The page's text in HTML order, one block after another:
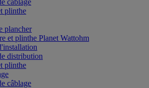
câblage
plinthe
plancher
et plinthe Planet Wattohm
distribution
plinthe
câblage